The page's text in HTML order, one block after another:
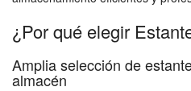
¿Por qué elegir
Amplia selección de
almacén